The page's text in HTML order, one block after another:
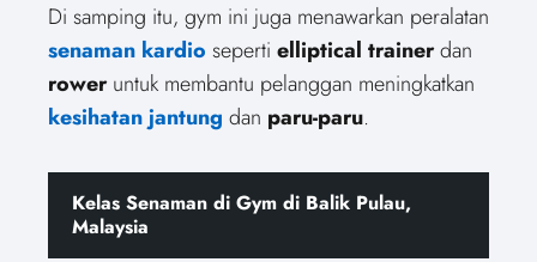
Di samping itu, gym ini juga menawarkan peralatan
senaman kardio seperti elliptical trainerdan
roweruntuk membantu pelanggan meningkatkan
kesihatan jantung dan paru-paru.
Kelas Senaman di Gym di Balik Pulau,
Malaysia